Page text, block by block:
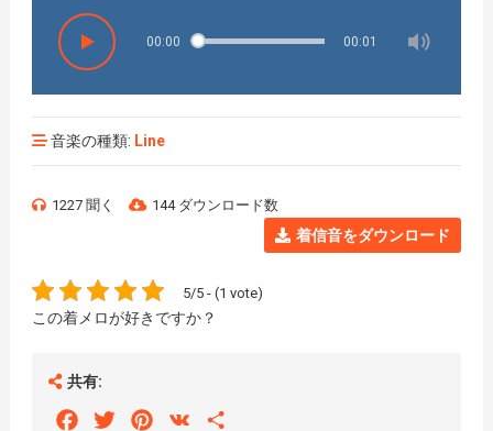
00:00 00:01
音楽の種類: Line
1227 聞く 144 ダウンロード数
着信音をダウンロード
5/5 - (1 vote)
この着メロが好きですか？
共有:
FacebookTwitterPinterest
VK